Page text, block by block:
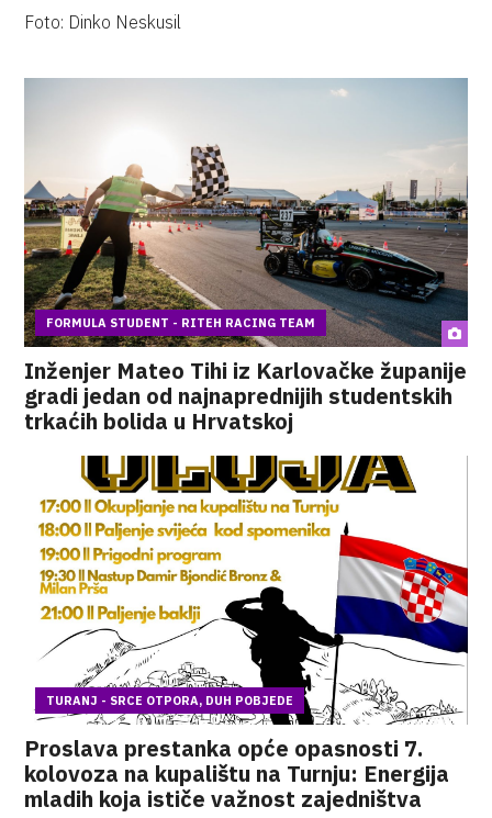
Foto: Dinko Neskusil
FORMULA STUDENT - RITEH RACING TEAM
Inženjer Mateo Tihi iz Karlovačke županije
gradi jedan od najnaprednijih studentskih
trkaćih bolida u Hrvatskoj
TURANJ - SRCE OTPORA, DUH POBJEDE
Proslava prestanka opće opasnosti 7.
kolovoza na kupalištu na Turnju: Energija
mladih koja ističe važnost zajedništva